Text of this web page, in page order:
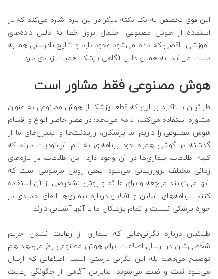
این فوق تخصص به یک نکته دیگر در این باره اشاره می‌کند که در
استفاده از هوش مصنوعی احتمال بروز خطا به دلیل داده‌های
آموزشی ناقصی که داده می‌شود وجود دارد و نتایج نادرستی هم به
دست می‌آید. به همین دلیل آگاهی پزشک اهمیت زیادی دارد.
هوش مصنوعی فقط مشاور است
طبائیان با تاکید بر این که قطعا پزشک از هوش مصنوعی به عنوان
مشاوره استفاده می‌کند، ادامه می‌دهد:‌ در عصر حاضر انواع و اقسام
هوش مصنوعی را داریم اما پزشکان، رزیدنت‌ها و اینترن‌های ما از
گذشته در گوشی همراه خود برنامه‌ای به نام آپ‌تودیت دارند که
کلیه اطلاعات بیماری‌ها در آن وجود دارد. این اطلاعات در بازه‌های
زمانی مختلف بروزرسانی می‌شود. یعنی روش مرسومی است که
آنها می‌توانند مراجعه و برای علائم و روش تشخیصی از آن استفاده
کنند. برنامه‌های آنلاین و آفلاین درباره بیماری‌ها اتفاق جدیدی در
حوزه پزشکی نیست و تمام پزشکان ما با آنها آشنایی دارند.
طبائیان درباره نگرانی‌هایی که بیماران از رعایت نشدن حریم
شخصی‌شان در ارسال اطلاعات برای هوش مصنوعی رخ می‌دهد هم
توضیح می‌دهد: بله این نگرانی درستی است. اطلاعاتی که ارسال
می‌شود ثبت و ضبط می‌شوند. بنابراین آگاهی از چگونگی رعایت